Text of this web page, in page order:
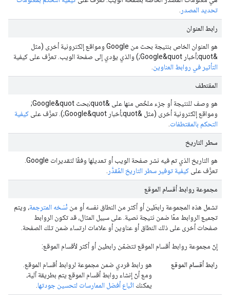
تحديد المصدر .
رابط العنوان
هو العنوان الخاص بنتيجة بحث من Google ومواقع إلكترونية أخرى (مثل
&quot;أخبار Google&quot;) والذي يؤدي إلى صفحة الويب. تعرَّف على كيفية
التأثير في روابط العناوين.
المقتطف
هو وصف للنتيجة أو جزء ملخّص منها على &quot;بحث Google&quot;
ومواقع إلكترونية أخرى (مثل &quot;أخبار Google&quot;). تعرَّف على
كيفية
التحكم بالمقتطفات.
سطر التاريخ
هو التاريخ الذي تم فيه نشر صفحة الويب أو تعديلها وفقًا لتقديرات Google.
تعرَّف على كيفية توفير سطر التاريخ المُقدَّر .
مجموعة روابط أقسام الموقع
تشمل هذه المجموعة رابطَين أو أكثر من النطاق نفسه أو من نُسَخه المترجمة، ويتم
تجميع الروابط معًا ضمن نتيجة نصية. على سبيل المثال، قد تكون الروابط
صفحات أخرى على ذلك النطاق أو عناوين أو علامات ارتساء ضمن تلك الصفحة.
إنّ مجموعة روابط أقسام الموقع تتضمّن رابطين أو أكثر لأقسام الموقع:
رابط أقسام الموقع
هو رابط فردي ضمن مجموعة لروابط أقسام الموقع.
ومع أنّ إنشاء روابط أقسام الموقع يتم بطريقة آلية،
يمكنك اتّباع أفضل الممارسات لتحسين جودتها.